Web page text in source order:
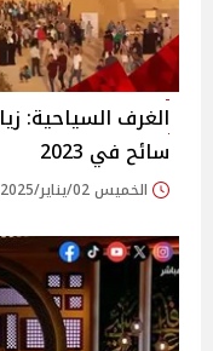
سائح في 2023
الخميس 02/يناير/2025 - 11:05 م